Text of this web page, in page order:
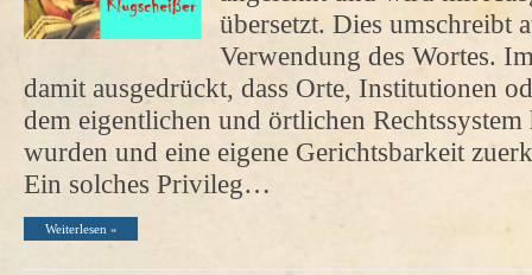
übersetzt. Dies umschreibt
Verwendung des Wortes.
damit ausgedrückt, dass Orte, Institutionen
dem eigentlichen und örtlichen Rechtssystem
wurden und eine eigene Gerichtsbarkeit
Ein solches Privileg…
Weiterlesen »